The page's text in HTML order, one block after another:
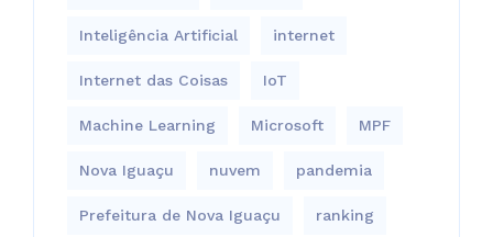
Inteligência Artificial internet
Internet das Coisas IoT
Machine Learning Microsoft MPF
Nova Iguaçu nuvem pandemia
Prefeitura de Nova Iguaçu ranking